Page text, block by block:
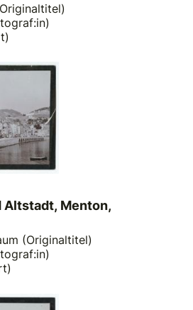
Altstadt, Menton,
(Originaltitel)